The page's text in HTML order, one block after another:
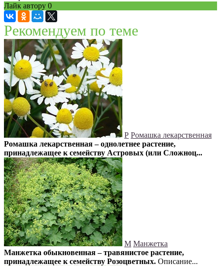
Лайк автору 0
Рекомендуем по теме
Р Ромашка лекарственная
Ромашка лекарственная – однолетнее растение,
принадлежащее к семейству Астровых (или Сложноц...
М Манжетка
Манжетка обыкновенная – травянистое растение,
принадлежащее к семейству Розоцветных. Описание...